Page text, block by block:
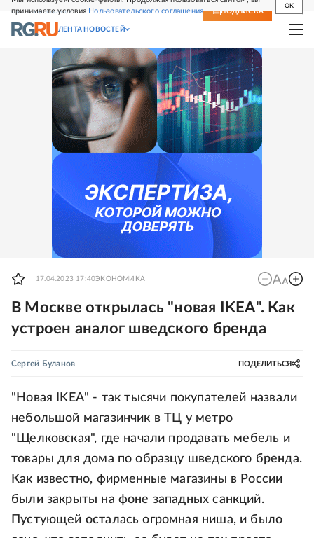
принимаете условия Пользовательского соглашения
OK
СВЕЖИЙ НОМЕР ПОДПИСКА
ЛЕНТА НОВОСТЕЙ
17.04.2023 17:40ЭКОНОМИКА
В Москве открылась "новая IKEA". Как
устроен аналог шведского бренда
Сергей Буланов ПОДЕЛИТЬСЯ
"Новая IKEA" - так тысячи покупателей назвали
небольшой магазинчик в ТЦ у метро
"Щелковская", где начали продавать мебель и
товары для дома по образцу шведского бренда.
Как известно, фирменные магазины в России
были закрыты на фоне западных санкций.
Пустующей осталась огромная ниша, и было